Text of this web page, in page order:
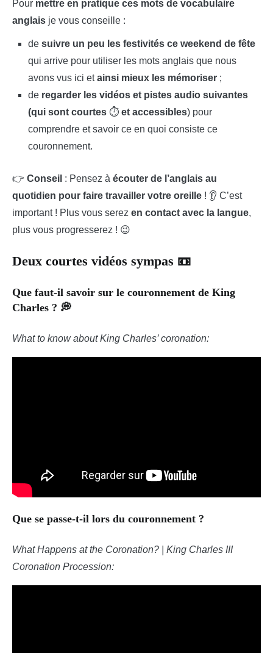
Pour mettre en pratique ces mots de vocabulaire
anglais je vous conseille :
de suivre un peu les festivités ce weekend de fête
qui arrive pour utiliser les mots anglais que nous
avons vus ici etainsi mieux les mémoriser;
de regarder les vidéos et pistes audio suivantes
(qui sont courtes ⏱et accessibles) pour
comprendre et savoir ce en quoi consiste ce
couronnement.
👉 Conseil : Pensez à écouter de l’anglais au
quotidien pour faire travailler votre oreille ! 👂 C’est
important ! Plus vous serez en contact avec la langue,
plus vous progresserez ! 😉
Deux courtes vidéos sympas 📼
Que faut-il savoir sur le couronnement de King
Charles ? 💭
What to know about King Charles’ coronation:
Que se passe-t-il lors du couronnement ?
What Happens at the Coronation? | King Charles III
Coronation Procession: